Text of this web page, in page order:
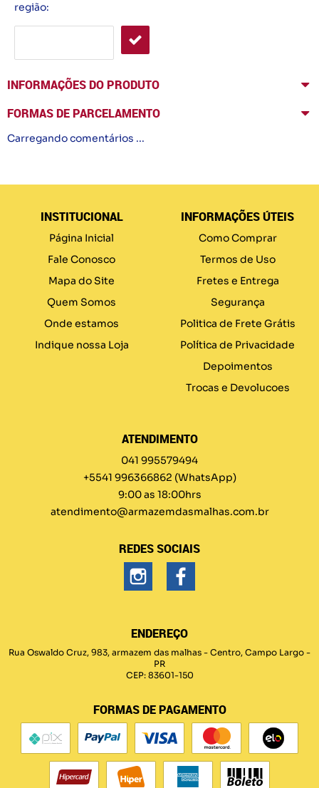
região:
INFORMAÇÕES DO PRODUTO
FORMAS DE PARCELAMENTO
Carregando comentários ...
INSTITUCIONAL
Página Inicial
Fale Conosco
Mapa do Site
Quem Somos
Onde estamos
Indique nossa Loja
INFORMAÇÕES ÚTEIS
Como Comprar
Termos de Uso
Fretes e Entrega
Segurança
Politica de Frete Grátis
Política de Privacidade
Depoimentos
Trocas e Devolucoes
ATENDIMENTO
041 995579494
+5541 996366862 (WhatsApp)
9:00 as 18:00hrs
atendimento@armazemdasmalhas.com.br
REDES SOCIAIS
ENDEREÇO
Rua Oswaldo Cruz, 983, armazem das malhas - Centro, Campo Largo -
PR
CEP: 83601-150
FORMAS DE PAGAMENTO